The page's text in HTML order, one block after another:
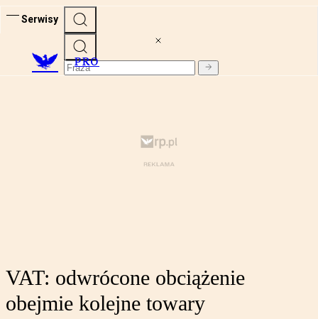
Serwisy
PRO
VAT: odwrócone obciążenie
obejmie kolejne towary